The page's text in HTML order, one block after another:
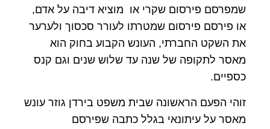
שמפרסם פירסום שקרי או מוציא דיבה על אדם,
או פירסם פירסום שמטרתו לעורר סכסוך ולערער
את השקט החברתי, העונש הקבוע בחוק הוא
מאסר לתקופה של שנה עד שלוש שנים וגם קנס
כספיים.
זוהי הפעם הראשונה שבית משפט בירדן גוזר עונש
מאסר על עיתונאי בגלל כתבה שפירסם